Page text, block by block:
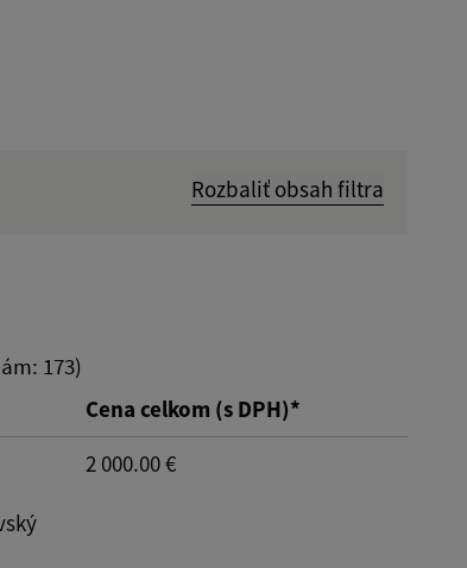
Rozbaliť obsah filtra
Typ:
173)
Cena celkom (s DPH)*
2 000.00 €